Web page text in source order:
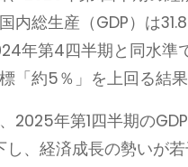
内総生産（GDP）は
年第4四半期と同水準
「約5％」を上回る結果
2025年第1四半期の
、経済成長の勢いが